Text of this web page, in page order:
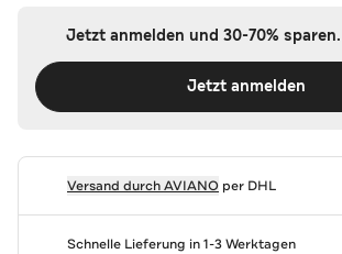
Jetzt anmelden und 30-70% sparen.
Jetzt anmelden
Versand durchAVIANOper DHL
Schnelle Lieferung in 1-3 Werktagen